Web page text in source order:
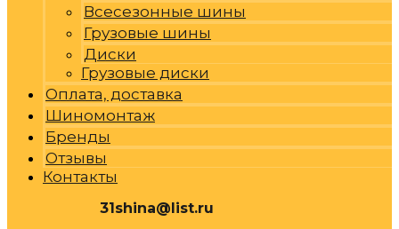
Всесезонные шины
Грузовые шины
Диски
Грузовые диски
Оплата, доставка
Шиномонтаж
Бренды
Отзывы
Контакты
31shina@list.ru